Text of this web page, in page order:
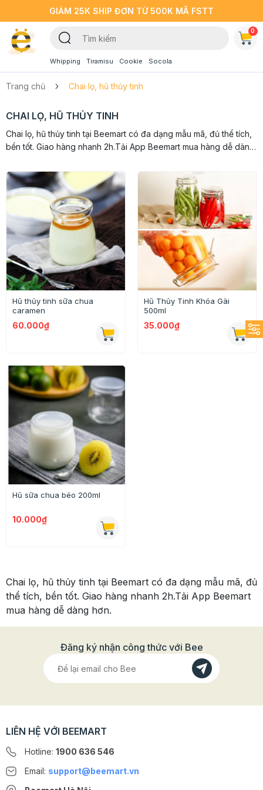
GIẢM 25K SHIP ĐƠN TỪ 500K MÃ FSTT
Whipping Tiramisu Cookie Socola
0
Trang chủ Chai lọ, hũ thủy tinh
CHAI LỌ, HŨ THỦY TINH
Chai lọ, hũ thủy tinh tại Beemart có đa dạng mẫu mã, đủ thể tích,
bền tốt. Giao hàng nhanh 2h.Tải App Beemart mua hàng dễ dàng
Hũ thủy tinh sữa chua
caramen
60.000₫
Hũ Thủy Tinh Khóa Gài
500ml
35.000₫
Hũ sữa chua béo 200ml
10.000₫
Chai lọ, hũ thủy tinh tại Beemart có đa dạng mẫu mã, đủ
thể tích, bền tốt. Giao hàng nhanh 2h.Tải App Beemart
mua hàng dễ dàng hơn.
Đăng ký nhận công thức với Bee
LIÊN HỆ VỚI BEEMART
Hotline: 1900 636 546
Email: support@beemart.vn